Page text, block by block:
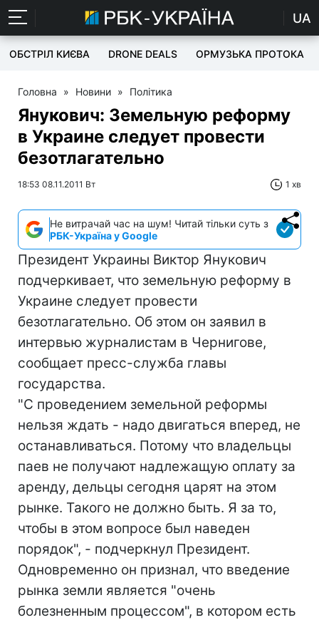
UA
ОБСТРІЛ КИЄВА DRONE DEALS ОРМУЗЬКА ПРОТОКА
Головна » Новини » Політика
Янукович: Земельную реформу
в Украине следует провести
безотлагательно
18:53 08.11.2011 Вт 1 хв
Не витрачай час на шум! Читай тільки суть з
РБК-Україна у Google
Президент Украины Виктор Янукович
подчеркивает, что земельную реформу в
Украине следует провести
безотлагательно. Об этом он заявил в
интервью журналистам в Чернигове,
сообщает пресс-служба главы
государства.
"С проведением земельной реформы
нельзя ждать - надо двигаться вперед, не
останавливаться. Потому что владельцы
паев не получают надлежащую оплату за
аренду, дельцы сегодня царят на этом
рынке. Такого не должно быть. Я за то,
чтобы в этом вопросе был наведен
порядок", - подчеркнул Президент.
Одновременно он признал, что введение
рынка земли является "очень
болезненным процессом", в котором есть